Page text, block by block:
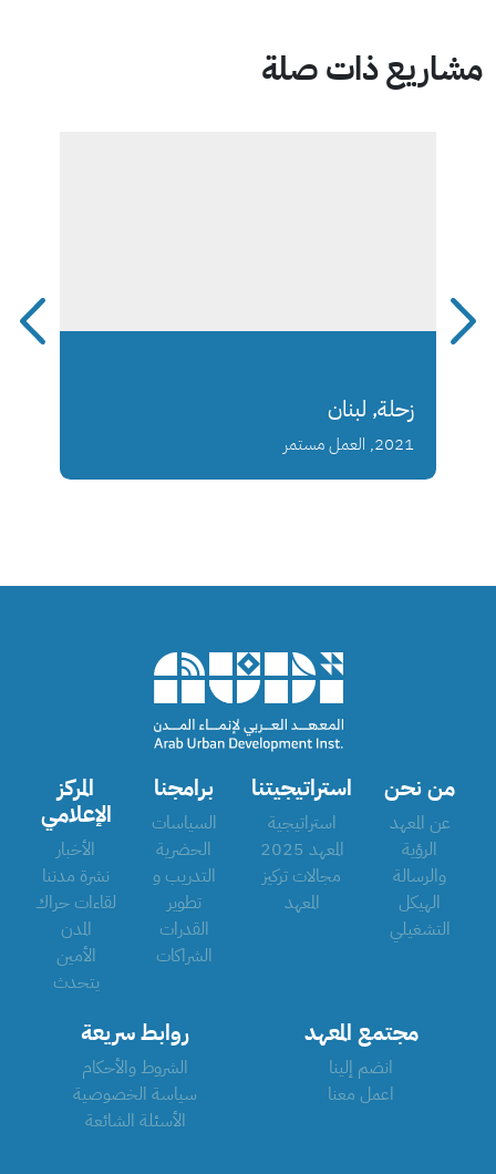
مشاريع ذات صلة
زحلة, لبنان
2021, العمل مستمر
من نحن
عن المعهد
الرؤية
والرسالة
الهيكل
التشغيلي
استراتيجيتنا
استراتيجية
المعهد 2025
مجالات تركيز
المعهد
برامجنا
السياسات
الحضرية
التدريب و
تطوير
القدرات
الشراكات
المركز
الإعلامي
الأخبار
نشرة مدننا
لقاءات حراك
المدن
الأمين
يتحدث
مجتمع المعهد
انضم إلينا
اعمل معنا
روابط سريعة
الشروط والأحكام
سياسة الخصوصية
الأسئلة الشائعة